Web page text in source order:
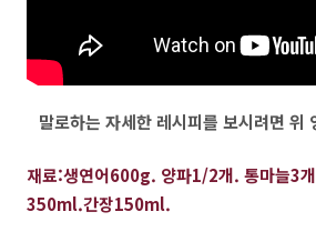
말로하는 자세한 레시피를 보시려면 위
재료:생연어600g. 양파1/2개. 통마늘3
350ml.간장150ml.